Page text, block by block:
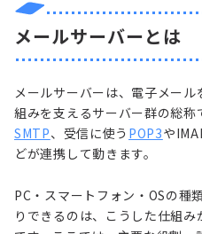
メールサーバーとは
メールサーバーは、電子メー
組みを支えるサーバー群の総称
SMTP、受信に使う POP3や
どが連携して動きます。
PC・スマートフォン・OSの種
りできるのは、こうした仕組